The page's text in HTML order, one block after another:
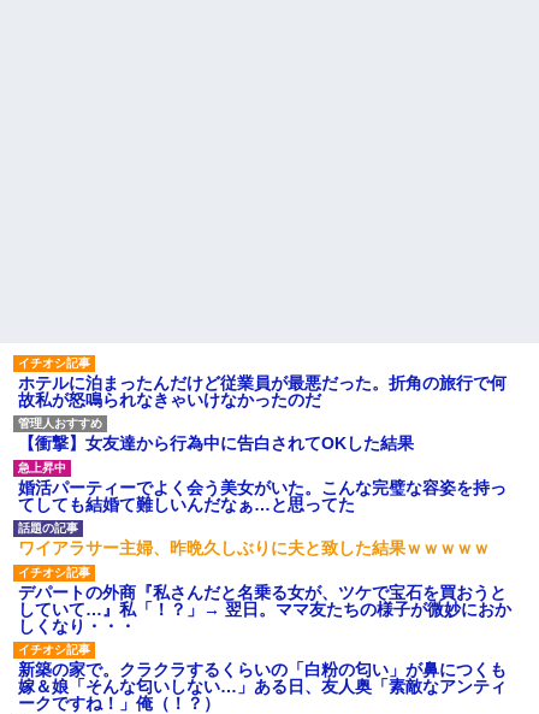
ホテルに泊まったんだけど従業員が最悪だった。折角の旅行で何
故私が怒鳴られなきゃいけなかったのだ
【衝撃】女友達から行為中に告白されてOKした結果
婚活パーティーでよく会う美女がいた。こんな完璧な容姿を持っ
てしても結婚て難しいんだなぁ…と思ってた
ワイアラサー主婦、昨晩久しぶりに夫と致した結果ｗｗｗｗｗ
デパートの外商『私さんだと名乗る女が、ツケで宝石を買おうと
していて…』私「！？」→ 翌日。ママ友たちの様子が微妙におか
しくなり・・・
新築の家で。クラクラするくらいの「白粉の匂い」が鼻につくも
嫁＆娘「そんな匂いしない…」ある日、友人奥「素敵なアンティ
ークですね！」俺（！？）